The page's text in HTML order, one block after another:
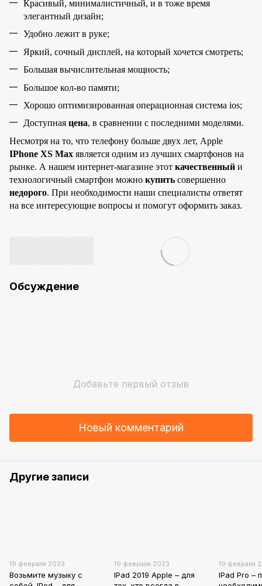
Красивый, минималистичный, и в тоже время
элегантный дизайн;
Удобно лежит в руке;
Яркий, сочный дисплей, на который хочется смотреть;
Большая вычислительная мощность;
Большое кол-во памяти;
Хорошо оптимизированная операционная система ios;
Доступная цена, в сравнении с последними моделями.
Несмотря на то, что телефону больше двух лет, Apple
IPhone XS Max является одним из лучших смартфонов на
рынке. А нашем интернет-магазине этот качественный и
технологичный смартфон можно купить совершенно
недорого. При необходимости наши специалисты ответят
на все интересующие вопросы и помогут оформить заказ.
Обсуждение
Добавьте первый отзыв
Новый комментарий
Другие записи
19 февраля 2023
Возьмите музыку с
19 февраля 2023
IPad 2019 Apple – для
19 февраля
IPad Pro –